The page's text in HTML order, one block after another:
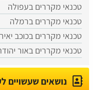
טכנאי מקררים בעפולה
טכנאי מקררים ברמלה
טכנאי מקררים בכוכב יאיר
טכנאי מקררים באור
נושאים שעשויים